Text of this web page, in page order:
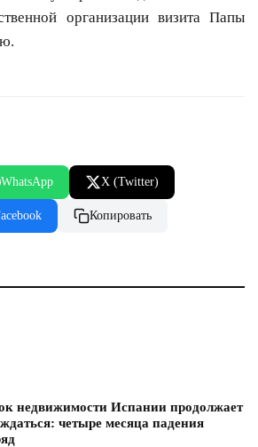
организации визита Папы
WhatsApp X (Twitter)
Копировать
недвижимости Испании продолжает
четыре месяца падения